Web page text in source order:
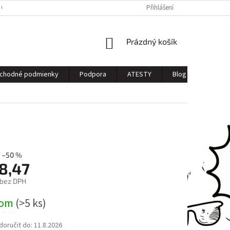
ÚDAJOV Přihlášení
NÁKUPNÍ
Prázdný košík
podmienky Podpora ATESTY Blog
–50 %
DPH
(>5 ks)
do: 11.8.2026